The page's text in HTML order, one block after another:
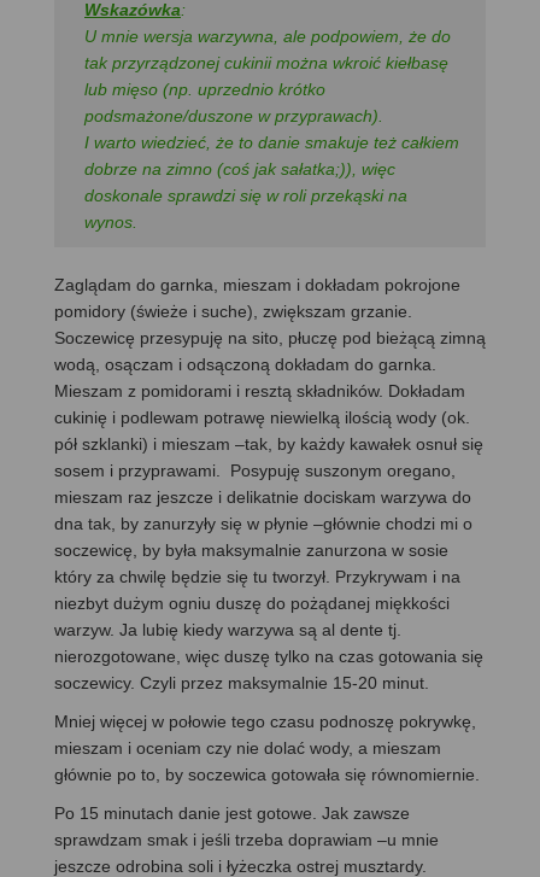
Wskazówka:
U mnie wersja warzywna, ale podpowiem, że do
tak przyrządzonej cukinii można wkroić kiełbasę
lub mięso (np. uprzednio krótko
podsmażone/duszone w przyprawach).
I warto wiedzieć, że to danie smakuje też całkiem
dobrze na zimno (coś jak sałatka;)), więc
doskonale sprawdzi się w roli przekąski na
wynos.
Zaglądam do garnka, mieszam i dokładam pokrojone
pomidory (świeże i suche), zwiększam grzanie.
Soczewicę przesypuję na sito, płuczę pod bieżącą zimną
wodą, osączam i odsączoną dokładam do garnka.
Mieszam z pomidorami i resztą składników. Dokładam
cukinię i podlewam potrawę niewielką ilością wody (ok.
pół szklanki) i mieszam –tak, by każdy kawałek osnuł się
sosem i przyprawami. Posypuję suszonym oregano,
mieszam raz jeszcze i delikatnie dociskam warzywa do
dna tak, by zanurzyły się w płynie –głównie chodzi mi o
soczewicę, by była maksymalnie zanurzona w sosie
który za chwilę będzie się tu tworzył. Przykrywam i na
niezbyt dużym ogniu duszę do pożądanej miękkości
warzyw. Ja lubię kiedy warzywa są al dente tj.
nierozgotowane, więc duszę tylko na czas gotowania się
soczewicy. Czyli przez maksymalnie 15-20 minut.
Mniej więcej w połowie tego czasu podnoszę pokrywkę,
mieszam i oceniam czy nie dolać wody, a mieszam
głównie po to, by soczewica gotowała się równomiernie.
Po 15 minutach danie jest gotowe. Jak zawsze
sprawdzam smak i jeśli trzeba doprawiam –u mnie
jeszcze odrobina soli i łyżeczka ostrej musztardy.